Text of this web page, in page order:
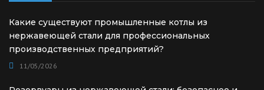
Какие существуют промышленные котлы из
нержавеющей стали для профессиональных
производственных предприятий?
11/05/2026